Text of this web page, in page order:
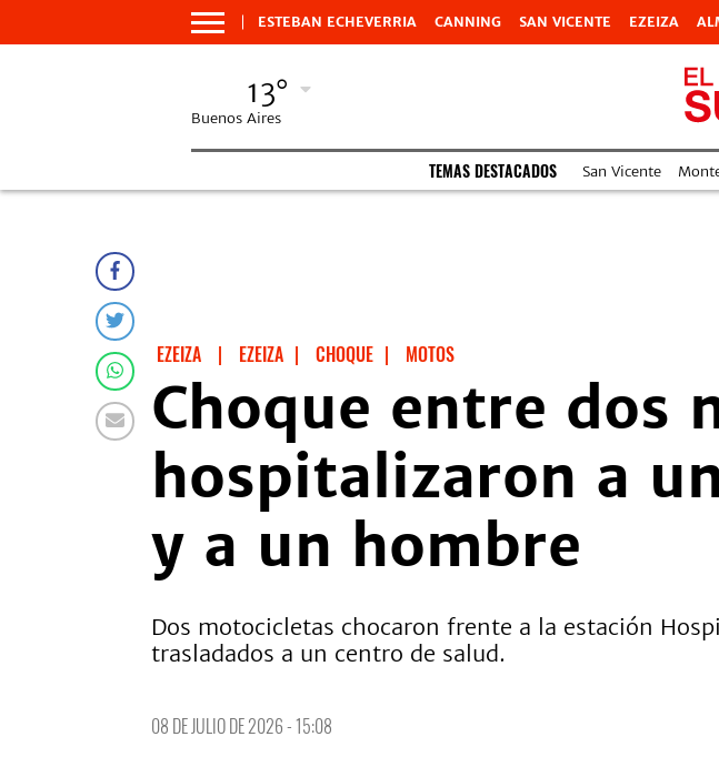
ESTEBAN ECHEVERRIA CANNING SAN VICENTE EZEIZA
13°
Buenos Aires
TEMAS DESTACADOS San Vicente
EZEIZA | EZEIZA | CHOQUE | MOTOS
Choque entre dos
hospitalizaron a
y a un hombre
Dos motocicletas chocaron frente a la estación
trasladados a un centro de salud.
08 DE JULIO DE 2026 - 15:08